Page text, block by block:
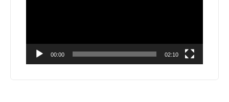
00:00 02:10